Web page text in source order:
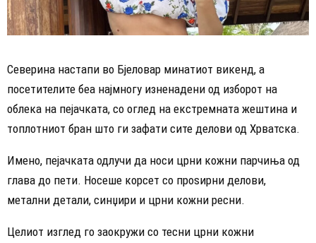
Северина настапи во Бјеловар минатиот викенд, а
посетителите беа најмногу изненадени од изборот на
облека на пејачката, со оглед на екстремната жештина и
топлотниот бран што ги зафати сите делови од Хрватска.
Имено, пејачката одлучи да носи црни кожни парчиња од
глава до пети. Носеше корсет со проѕирни делови,
метални детали, синџири и црни кожни ресни.
Целиот изглед го заокружи со тесни црни кожни